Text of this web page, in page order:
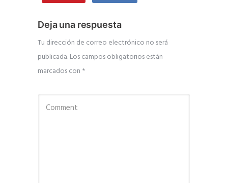
Deja una respuesta
Tu dirección de correo electrónico no será
publicada.Los campos obligatorios están
marcados con *